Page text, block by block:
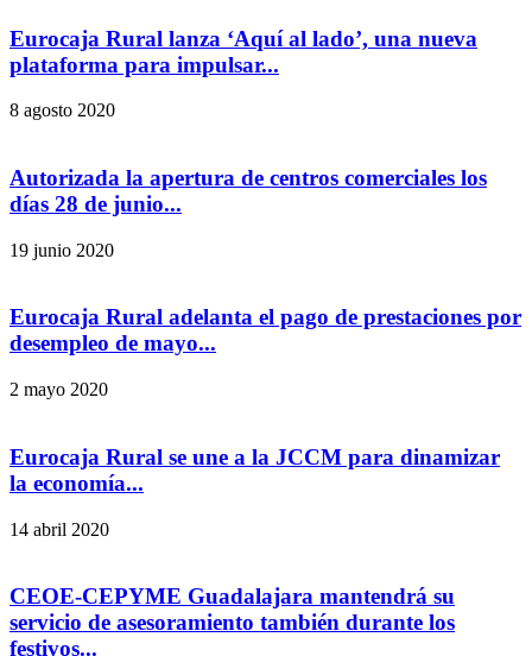
Eurocaja Rural lanza ‘Aquí al lado’, una nueva
plataforma para impulsar...
8 agosto 2020
Autorizada la apertura de centros comerciales los
días 28 de junio...
19 junio 2020
Eurocaja Rural adelanta el pago de prestaciones por
desempleo de mayo...
2 mayo 2020
Eurocaja Rural se une a la JCCM para dinamizar
la economía...
14 abril 2020
CEOE-CEPYME Guadalajara mantendrá su
servicio de asesoramiento también durante los
festivos...